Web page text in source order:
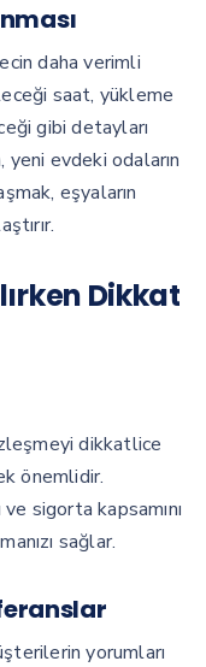
daha verimli
saat, yükleme
gibi detayları
evdeki odaların
eşyaların
Dikkat
dikkatlice
önemlidir.
ve sigorta kapsamını
sağlar.
yorumları